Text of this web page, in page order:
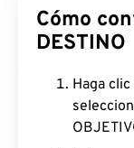
Cómo
DESTINO
Haga